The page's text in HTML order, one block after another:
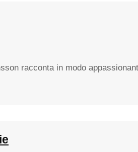
racconta in modo